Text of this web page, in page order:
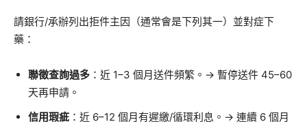
請銀行/承辦列出拒件主因（通常會是下列其一）並對症下
藥：
聯徵查詢過多 ：近 1–3 個月送件頻繁。→ 暫停送件 45–60
天再申請。
信用瑕疵 ：近 6–12 個月有遲繳/循環利息。→ 連續 6 個月